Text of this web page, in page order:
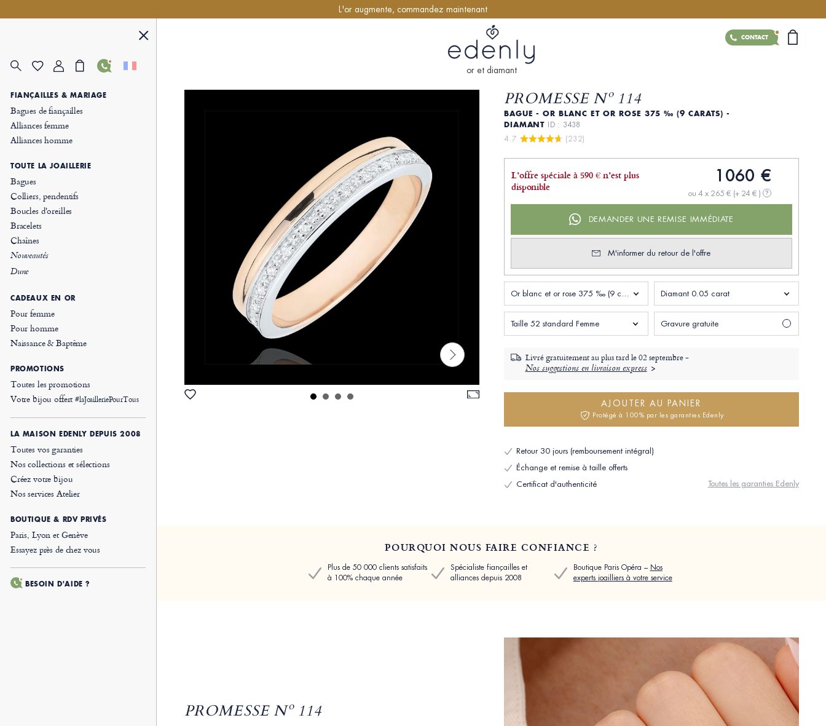
FIANÇAILLES & MARIAGE
Bagues de fiançailles
Alliances femme
Alliances homme
TOUTE LA JOAILLERIE
Bagues
Colliers, pendentifs
Boucles d'oreilles
Bracelets
Chaînes
Nouveautés
Dune
CADEAUX EN OR
Pour femme
Pour homme
Naissance & Baptême
PROMOTIONS
Toutes les promotions
Votre bijou offert#laJoailleriePourTous
LA MAISON EDENLY DEPUIS 2008
Toutes vos garanties
Nos collections et sélections
Créez votre bijou
Nos services Atelier
BOUTIQUE & RDV PRIVÉS
Paris, Lyon et Genève
Essayez près de chez vous
BESOIN D'AIDE ?
L'or augmente, commandez maintenant
CONTACT
or et diamant
PROMESSE Nº 114
BAGUE - OR BLANC ET OR ROSE 375 ‰ (9 CARATS) -
DIAMANT ID : 3438
4.7
(232)
L’offre spéciale à 590 € n’est plus
disponible
1060 €
ou 4 x 265 € (+ 24 € ) ?
DEMANDER UNE REMISE IMMÉDIATE
M'informer du retour de l'offre
Or blanc et or rose 375 ‰ (9 carats) Diamant 0.05 carat
Taille 52 standard Femme Gravure gratuite
Livré gratuitement au plus tard le02 septembre -
Nos suggestions en livraison express
AJOUTER AU PANIER
Protégé à 100% par les garanties Edenly
Retour 30 jours (remboursement intégral)
Échange et remise à taille offerts
Certificat d'authenticité
Toutes les garanties Edenly
POURQUOI NOUS FAIRE CONFIANCE ?
Plus de 50 000 clients satisfaits
à 100% chaque année
Spécialiste fiançailles et
alliances depuis 2008
Boutique Paris Opéra – Nos
experts joailliers à votre service
PROMESSE Nº 114